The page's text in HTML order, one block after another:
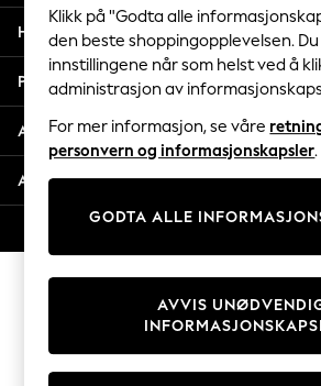
98 - 110cm
116 - 134cm
140 - 174cm
Trending: Top & Short Sets
Trending: Clogs
Toy Story
THE SET
Coats & Jackets
Sweatshirts & Hoodies
Knitwear
Cardigans
Dresses
Sets & Outfits
Hjelp
Personvern & Juridisk
Avdelinger
Andre tjenester
Klikk på "Godta alle
den beste shoppingopplevelsen.
innstillingene når som helst ved å
administrasjon av
For mer informasjon, se våre
personvern og informasjonskapsler.
GODTA ALLE
AVVIS